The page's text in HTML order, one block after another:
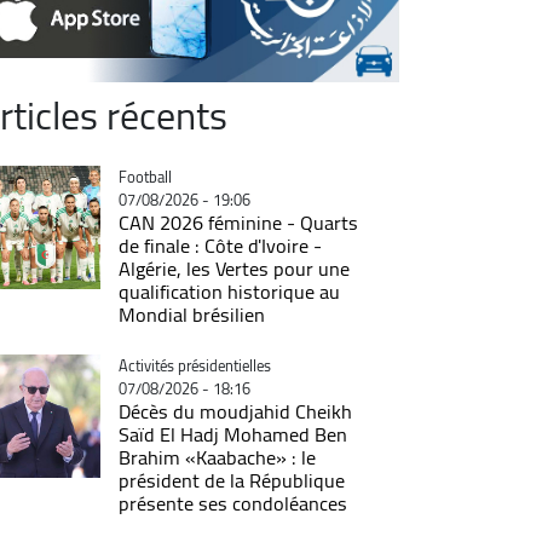
récents
Catégorie
Football
07/08/2026 - 19:06
CAN 2026 féminine - Quarts
de finale : Côte d'Ivoire -
Algérie, les Vertes pour une
qualification historique au
Mondial brésilien
Catégorie
Activités présidentielles
07/08/2026 - 18:16
Décès du moudjahid Cheikh
Saïd El Hadj Mohamed Ben
Brahim «Kaabache» : le
président de la République
présente ses condoléances